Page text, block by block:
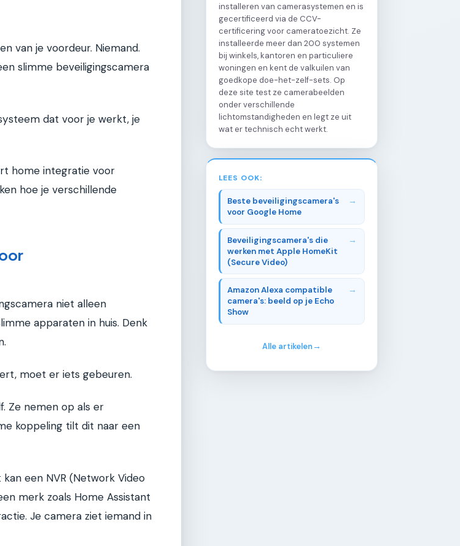
van je voordeur. Niemand.
slimme beveiligingscamera
dat voor je werkt, je
home integratie voor
hoe je verschillende
niet alleen
apparaten in huis. Denk
moet er iets gebeuren.
Ze nemen op als er
koppeling tilt dit naar een
een NVR (Network Video
merk zoals Home Assistant
Je camera ziet iemand in
installeren van camerasystemen en is
gecertificeerd via de CCV-
certificering voor cameratoezicht. Ze
installeerde meer dan 200 systemen
bij winkels, kantoren en particuliere
woningen en kent de valkuilen van
goedkope doe-het-zelf-sets. Op
deze site test ze camerabeelden
onder verschillende
lichtomstandigheden en legt ze uit
wat er technisch echt werkt.
LEES OOK:
Beste beveiligingscamera's
voor Google Home
Beveiligingscamera's die
werken met Apple HomeKit
(Secure Video)
Amazon Alexa compatible
camera's: beeld op je Echo
Show
Alle artikelen